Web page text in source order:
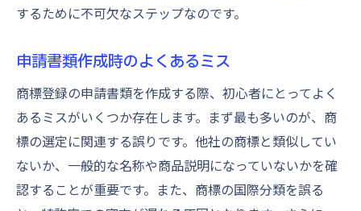
するために不可欠なステップなのです。
申請書類作成時のよくあるミス
商標登録の申請書類を作成する際、初心者にとってよく
あるミスがいくつか存在します。まず最も多いのが、商
標の選定に関連する誤りです。他社の商標と類似してい
ないか、一般的な名称や商品説明になっていないかを確
認することが重要です。また、商標の国際分類を誤る